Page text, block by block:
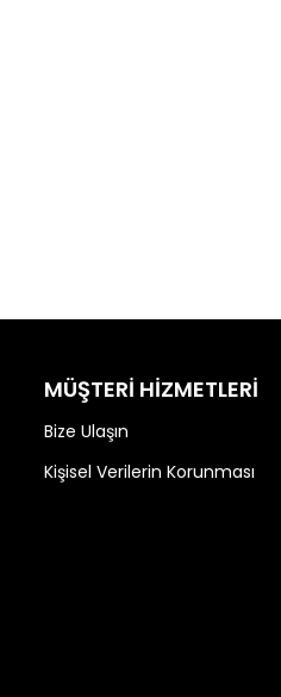
MÜŞTERİ HİZMETLERİ
Bize Ulaşın
Kişisel Verilerin Korunması